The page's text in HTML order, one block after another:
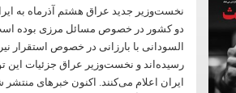
نخست‌وزیر جدید عراق هشتم آذرماه به
دو کشور در خصوص مسائل مرزی بوده
السودانی با بارزانی در خصوص استقرار
رسیده‌اند و نخست‌وزیر عراق جزئیات این
ایران اعلام می‌کنند. اکنون خبرهای